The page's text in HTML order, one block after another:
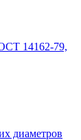
14162-79,
диаметров